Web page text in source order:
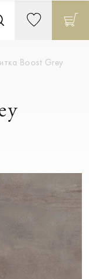
Boost Grey